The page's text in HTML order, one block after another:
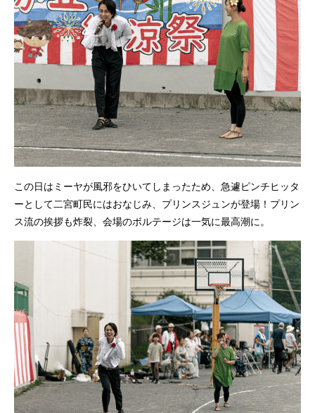
この日はミーヤが風邪をひいてしまったため、急遽ピンチヒッタ
ーとして二宮町民にはおなじみ、プリンスジュンが登場！プリン
ス流の挨拶も炸裂、会場のボルテージは一気に最高潮に。